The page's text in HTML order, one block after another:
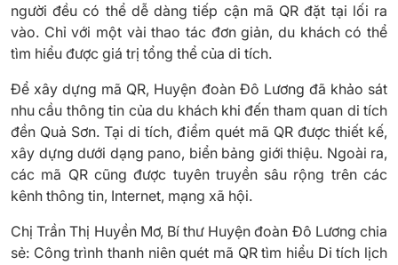
người đều có thể dễ dàng tiếp cận mã QR đặt tại lối ra
vào. Chỉ với một vài thao tác đơn giản, du khách có thể
tìm hiểu được giá trị tổng thể của di tích.
Để xây dựng mã QR, Huyện đoàn Đô Lương đã khảo sát
nhu cầu thông tin của du khách khi đến tham quan di tích
đền Quả Sơn. Tại di tích, điểm quét mã QR được thiết kế,
xây dựng dưới dạng pano, biển bảng giới thiệu. Ngoài ra,
các mã QR cũng được tuyên truyền sâu rộng trên các
kênh thông tin, Internet, mạng xã hội.
Chị Trần Thị Huyền Mơ, Bí thư Huyện đoàn Đô Lương chia
sẻ: Công trình thanh niên quét mã QR tìm hiểu Di tích lịch